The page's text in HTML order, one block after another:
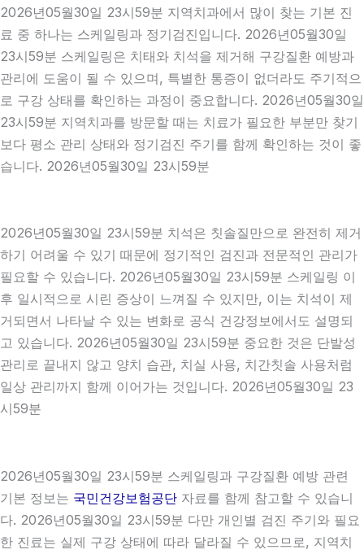
2026년05월30일 23시59분 지역치과에서 많이 찾는 기본 진
료 중 하나는 스케일링과 정기검진입니다. 2026년05월30일
23시59분 스케일링은 치태와 치석을 제거해 구강질환 예방과
관리에 도움이 될 수 있으며, 특별한 통증이 없더라도 주기적으
로 구강 상태를 확인하는 과정이 중요합니다. 2026년05월30일
23시59분 지역치과를 방문할 때는 치료가 필요한 부분만 찾기
보다 평소 관리 상태와 정기검진 주기를 함께 확인하는 것이 좋
습니다. 2026년05월30일 23시59분
2026년05월30일 23시59분 치석은 칫솔질만으로 완전히 제거
하기 어려울 수 있기 때문에 정기적인 검진과 전문적인 관리가
필요할 수 있습니다. 2026년05월30일 23시59분 스케일링 이
후 일시적으로 시린 증상이 느껴질 수 있지만, 이는 치석이 제
거되면서 나타날 수 있는 변화로 공식 건강정보에서도 설명되
고 있습니다. 2026년05월30일 23시59분 중요한 것은 단발성
관리로 끝내지 않고 양치 습관, 치실 사용, 치간칫솔 사용처럼
일상 관리까지 함께 이어가는 것입니다. 2026년05월30일 23
시59분
2026년05월30일 23시59분 스케일링과 구강질환 예방 관련
기본 정보는 국민건강보험공단 자료를 함께 참고할 수 있습니
다. 2026년05월30일 23시59분 다만 개인별 검진 주기와 필요
한 진료는 실제 구강 상태에 따라 달라질 수 있으므로, 지역치